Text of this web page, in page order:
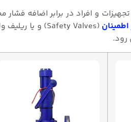
و افراد در برابر اضافه
رود.